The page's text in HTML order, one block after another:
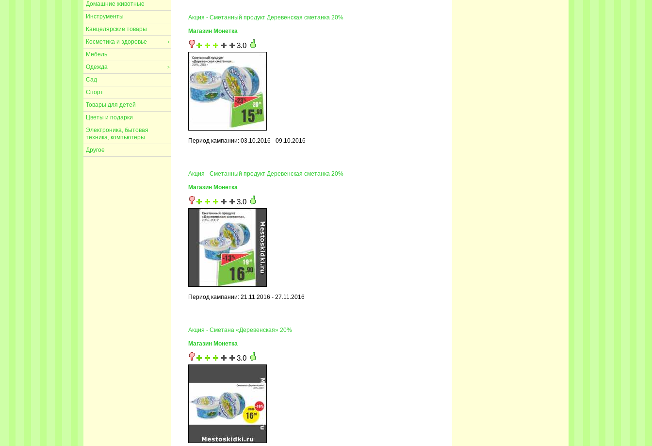
Домашние животные
Инструменты
Канцелярские товары
>
Косметика и здоровье
Мебель
>
Одежда
Сад
Спорт
Товары для детей
Цветы и подарки
Электроника, бытовая
техника, компьютеры
Другое
Акция - Сметанный продукт Деревенская сметанка 20%
Магазин Монетка
3.0
Период кампании: 03.10.2016 - 09.10.2016
Акция - Сметанный продукт Деревенская сметанка 20%
Магазин Монетка
3.0
Период кампании: 21.11.2016 - 27.11.2016
Акция - Сметана «Деревенская» 20%
Магазин Монетка
3.0